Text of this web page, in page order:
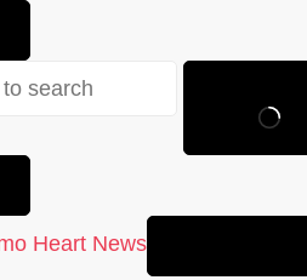
Heart News